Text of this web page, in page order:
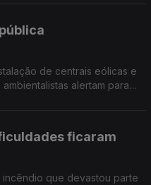
de centrais eólicas e
alertam para
ficaram
que devastou parte